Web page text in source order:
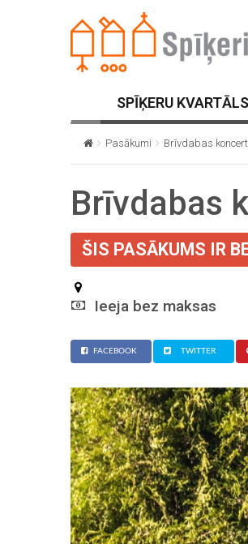
SPĪĶERU KVARTĀLS
Pasākumi Brīvdabas
Brīvdabas
ŠIS PASĀKUMS IR
Ieeja bez maksas
FACEBOOK TWITTER